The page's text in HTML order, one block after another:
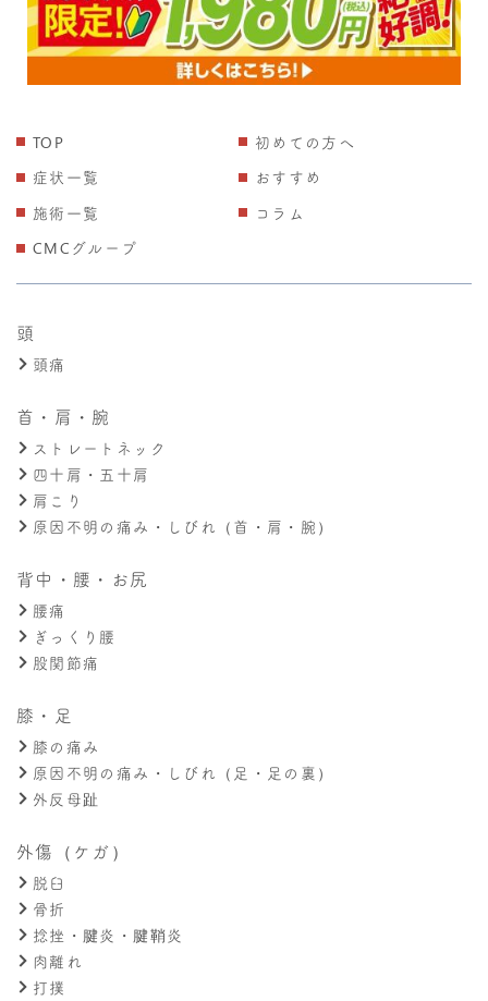
TOP
初めての方へ
症状一覧
おすすめ
施術一覧
コラム
CMCグループ
頭
頭痛
首・肩・腕
ストレートネック
四十肩・五十肩
肩こり
原因不明の痛み・しびれ（首・肩・腕）
背中・腰・お尻
腰痛
ぎっくり腰
股関節痛
膝・足
膝の痛み
原因不明の痛み・しびれ（足・足の裏）
外反母趾
外傷（ケガ）
脱臼
骨折
捻挫・腱炎・腱鞘炎
肉離れ
打撲